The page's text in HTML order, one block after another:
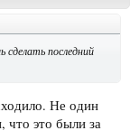
сделать последний
Не один
что это были за